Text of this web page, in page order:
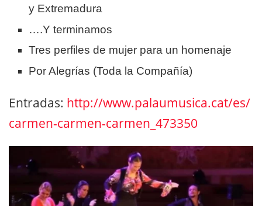
y Extremadura
….Y terminamos
Tres perfiles de mujer para un homenaje
Por Alegrías (Toda la Compañía)
Entradas: http://www.palaumusica.cat/es/
carmen-carmen-carmen_473350